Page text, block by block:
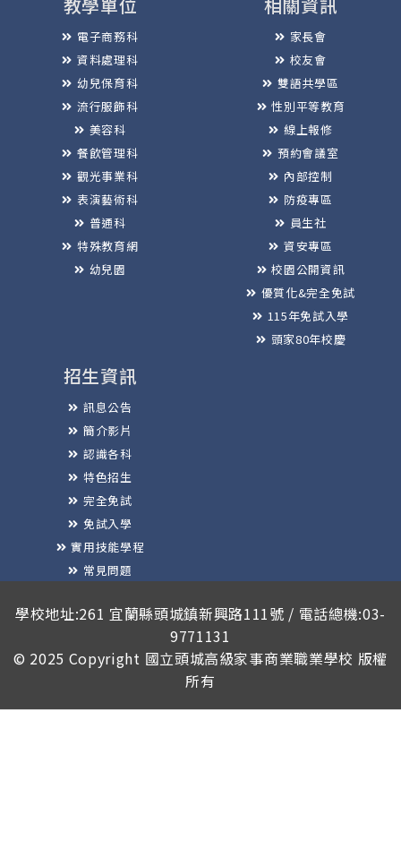
電子商務科
資料處理科
幼兒保育科
流行服飾科
美容科
餐飲管理科
觀光事業科
表演藝術科
普通科
特殊教育網
幼兒園
家長會
校友會
雙語共學區
性別平等教育
線上報修
預約會議室
內部控制
防疫專區
員生社
資安專區
校園公開資訊
優質化&完全免試
115年免試入學
頭家80年校慶
招生資訊
訊息公告
簡介影片
認識各科
特色招生
完全免試
免試入學
實用技能學程
常見問題
學校地址:261 宜蘭縣頭城鎮新興路111號 / 電話總機:03-
9771131
© 2025 Copyright 國立頭城高級家事商業職業學校 版權
所有